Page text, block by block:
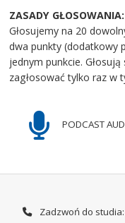
ZASADY GŁOSOWANIA:
Głosujemy na 20
dwa punkty (dodatkowy
jednym punkcie. Głosują
zagłosować tylko raz w
PODCAST
Zadzwoń do